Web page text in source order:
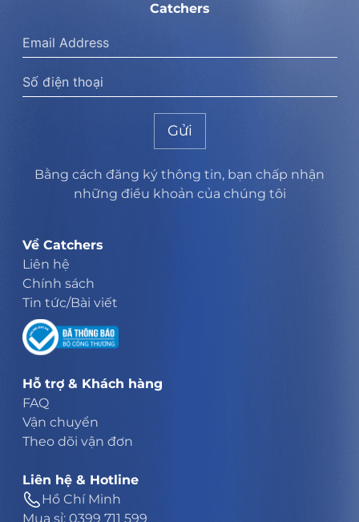
Catchers
Gửi
Bằng cách đăng ký thông tin, bạn chấp nhận
những điều khoản của chúng tôi
Về Catchers
Liên hệ
Chính sách
Tin tức/Bài viết
Hỗ trợ & Khách hàng
FAQ
Vận chuyển
Theo dõi vận đơn
Liên hệ & Hotline
Hồ Chí Minh
Mua sỉ: 0399 711 599